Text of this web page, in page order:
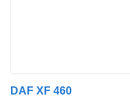
DAF XF 460